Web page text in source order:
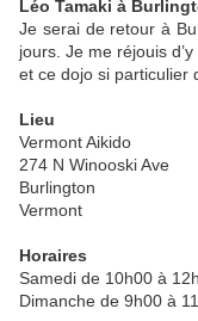
Léo Tamaki à
Je serai de retour à
jours. Je me réjouis
et ce dojo si particulier
Lieu
Vermont Aikido
274 N Winooski Ave
Burlington
Vermont
Horaires
Samedi de 10h00 à
Dimanche de 9h00 à